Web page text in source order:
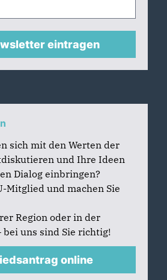
eintragen
sich mit den Werten der
und Ihre Ideen
Dialog einbringen?
Mitglied und machen Sie
Region oder in der
uns sind Sie richtig!
online